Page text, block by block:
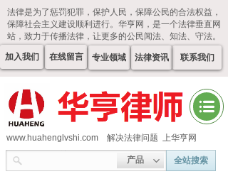
法律是为了惩罚犯罪，保护人民，保障公民的合法权益，
保障社会主义建设顺利进行。华亨网，是一个法律垂直网
站，致力于传播法律，让更多的公民闻法、知法、守法。
在线留言 专业领域 法律资讯 联系我们
加入我们
产品 全站搜索
www.huahenglvshi.com 解决法律问题 上华亨网